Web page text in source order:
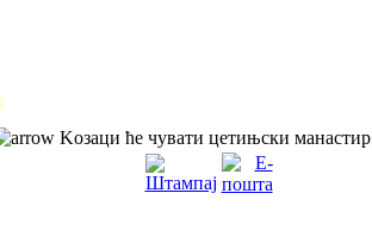
Koзаци ће чувати цетињски манастир